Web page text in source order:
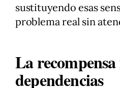
sustituyendo esas
problema real sin
La
dependencias